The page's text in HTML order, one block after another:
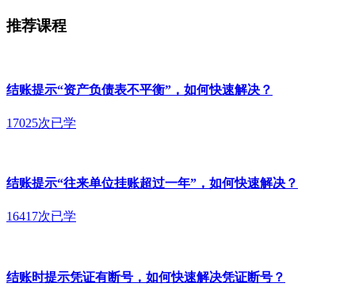
推荐课程
结账提示“资产负债表不平衡”，如何快速解决？
17025次已学
结账提示“往来单位挂账超过一年”，如何快速解决？
16417次已学
结账时提示凭证有断号，如何快速解决凭证断号？